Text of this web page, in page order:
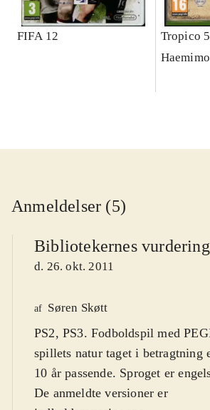
FIFA 12
Tropico 5
Anmeldelser (5)
Bibliotekernes vurdering
d. 26. okt. 2011
af Søren Skøtt
PS2, PS3. Fodboldspil med
spillets natur taget i betragtning
10 år passende. Sproget er
De anmeldte versioner er